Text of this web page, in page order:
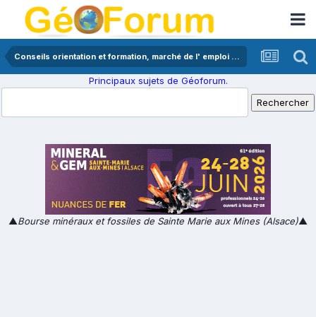
Conseils orientation et formation, marché de l' emploi en géologie
Principaux sujets de Géoforum.
▲Bourse minéraux et fossiles de Sainte Marie aux Mines (Alsace)▲